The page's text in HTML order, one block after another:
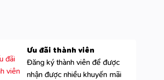
Ưu đãi thành viên
Đăng ký thành viên để được
nhận được nhiều khuyến mãi